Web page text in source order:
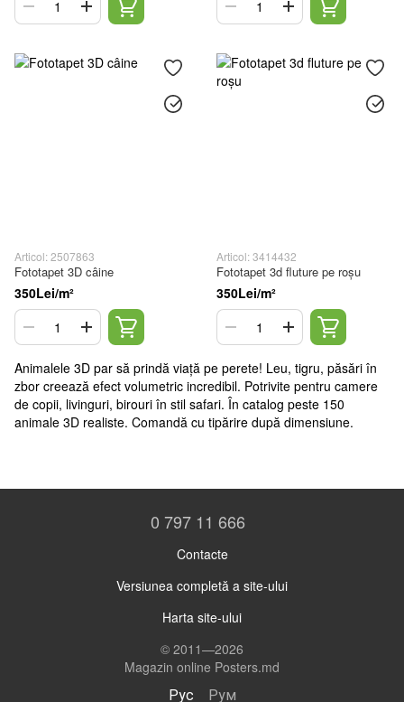
Articol: 2507863
Fototapet 3D câine
350Lei/m²
Articol: 3414432
Fototapet 3d fluture pe roșu
350Lei/m²
Animalele 3D par să prindă viață pe perete! Leu, tigru, păsări în
zbor creează efect volumetric incredibil. Potrivite pentru camere
de copii, livinguri, birouri în stil safari. În catalog peste 150
animale 3D realiste. Comandă cu tipărire după dimensiune.
0 797 11 666
Contacte
Versiunea completă a site-ului
Harta site-ului
© 2011—2026
Magazin online Posters.md
Рус Рум